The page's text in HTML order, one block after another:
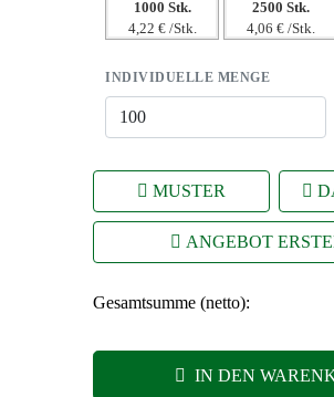
1000 Stk.
4,22 € /Stk.
2500 Stk.
4,06 € /Stk.
INDIVIDUELLE MENGE
MUSTER
ANGEBOT
Gesamtsumme (netto):
IN DEN